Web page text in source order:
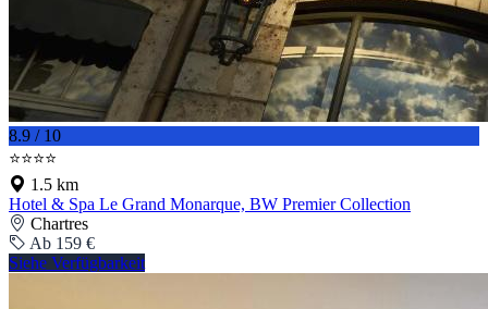
8.9 / 10
⭐⭐⭐⭐
1.5 km
Hotel & Spa Le Grand Monarque, BW Premier Collection
Chartres
Ab 159 €
Siehe Verfügbarkeit